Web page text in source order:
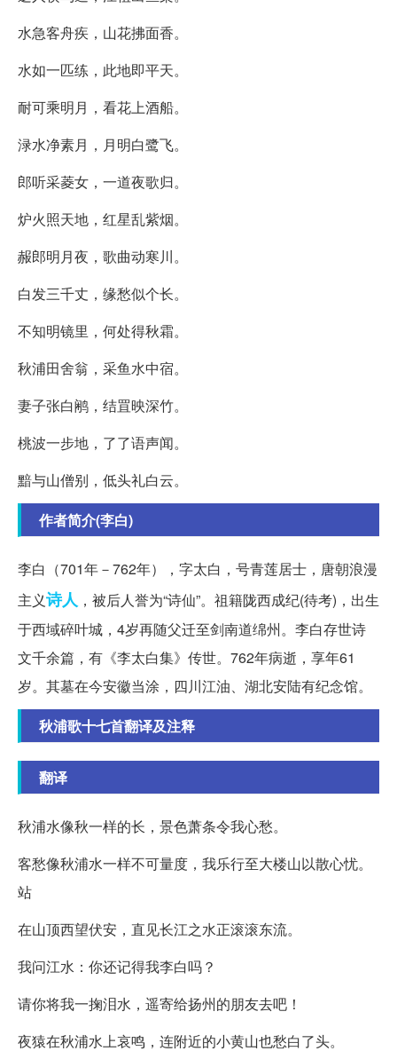
水急客舟疾，山花拂面香。
水如一匹练，此地即平天。
耐可乘明月，看花上酒船。
渌水净素月，月明白鹭飞。
郎听采菱女，一道夜歌归。
炉火照天地，红星乱紫烟。
赧郎明月夜，歌曲动寒川。
白发三千丈，缘愁似个长。
不知明镜里，何处得秋霜。
秋浦田舍翁，采鱼水中宿。
妻子张白鹇，结罝映深竹。
桃波一步地，了了语声闻。
黯与山僧别，低头礼白云。
作者简介(李白)
李白（701年－762年），字太白，号青莲居士，唐朝浪漫
主义诗人 ，被后人誉为“诗仙”。祖籍陇西成纪(待考)，出生
于西域碎叶城，4岁再随父迁至剑南道绵州。李白存世诗
文千余篇，有《李太白集》传世。762年病逝，享年61
岁。其墓在今安徽当涂，四川江油、湖北安陆有纪念馆。
秋浦歌十七首翻译及注释
翻译
秋浦水像秋一样的长，景色萧条令我心愁。
客愁像秋浦水一样不可量度，我乐行至大楼山以散心忧。
站
在山顶西望伏安，直见长江之水正滚滚东流。
我问江水：你还记得我李白吗？
请你将我一掬泪水，遥寄给扬州的朋友去吧！
夜猿在秋浦水上哀鸣，连附近的小黄山也愁白了头。